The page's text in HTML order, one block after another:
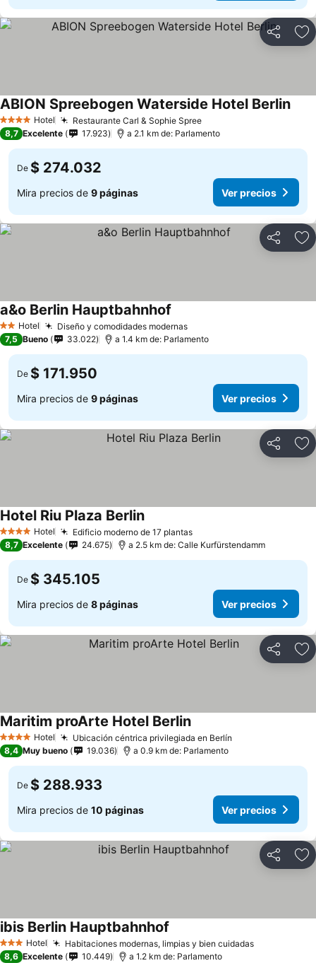
Compartir
4 EstrellasHotel Restaurante Carl & Sophie Spree
ABION Spreebogen Waterside Hotel Berlin
8,7 Excelente 17.923 a 2.1 km de: Parlamento
De $ 274.032
Mira precios de 9 páginas Ver precios
Compartir
2 Estrellas
Hotel Diseño y comodidades modernas
a&o Berlin Hauptbahnhof
7,5 Bueno 33.022 a 1.4 km de: Parlamento
De $ 171.950
Mira precios de 9 páginas Ver precios
Compartir
4 EstrellasHotel Edificio moderno de 17 plantas
Hotel Riu Plaza Berlin
8,7 Excelente 24.675 a 2.5 km de: Calle Kurfürstendamm
De $ 345.105
Mira precios de 8 páginas Ver precios
Compartir
4 EstrellasHotel Ubicación céntrica privilegiada en Berlín
Maritim proArte Hotel Berlin
8,4 Muy bueno 19.036 a 0.9 km de: Parlamento
De $ 288.933
Mira precios de 10 páginas Ver precios
Compartir
3 Estrellas
Hotel Habitaciones modernas, limpias y bien cuidadas
ibis Berlin Hauptbahnhof
8,6 Excelente 10.449 a 1.2 km de: Parlamento